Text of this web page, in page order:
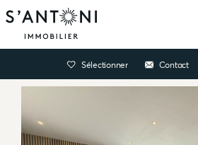
Sélectionner Contact